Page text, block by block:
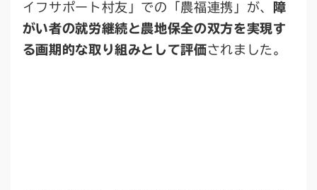
イフサポート村友」での「農福連携」が、
障
がい者の就労継続と農地保全の双方を実現す
る画期的な取り組みとして評価されました。